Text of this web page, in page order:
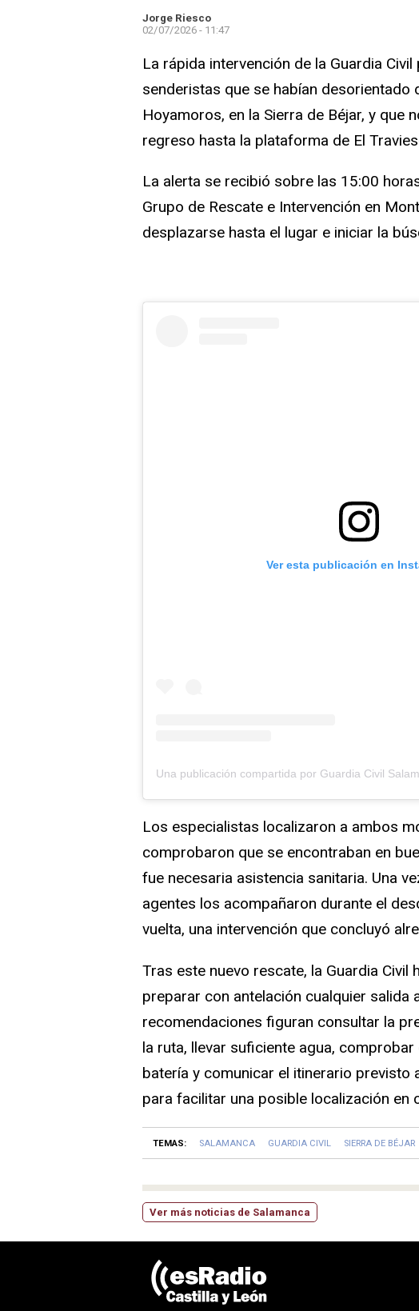
Jorge Riesco
02/07/2026 - 11:47
La rápida intervención de la Guardia
senderistas que se habían desorientado
Hoyamoros, en la Sierra de Béjar, y que
regreso hasta la plataforma de El
La alerta se recibió sobre las 15:00
Grupo de Rescate e Intervención en
desplazarse hasta el lugar e iniciar la
Ver esta publicación en
Los especialistas localizaron a ambos
comprobaron que se encontraban en
fue necesaria asistencia sanitaria. Una
agentes los acompañaron durante el
vuelta, una intervención que concluyó
Tras este nuevo rescate, la Guardia
preparar con antelación cualquier salida
recomendaciones figuran consultar la
la ruta, llevar suficiente agua,
batería y comunicar el itinerario
para facilitar una posible localización en
TEMAS: SALAMANCA GUARDIA CIVIL SIERRA DE BÉJAR
Ver más noticias de Salamanca